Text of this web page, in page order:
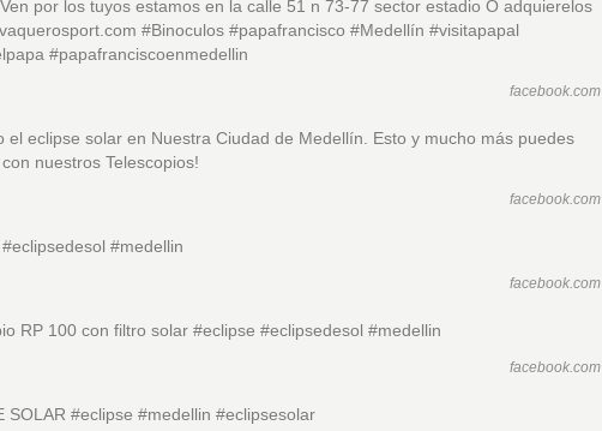
por los tuyos estamos en la calle 51 n 73-77 sector estadio O adquierelos
#Binoculos #papafrancisco #Medellín #visitapapal
#papafranciscoenmedellin
facebook.com
el eclipse solar en Nuestra Ciudad de Medellín. Esto y mucho más puedes
nuestros Telescopios!
facebook.com
#medellin
facebook.com
RP 100 con filtro solar #eclipse #eclipsedesol #medellin
facebook.com
SOLAR #eclipse #medellin #eclipsesolar